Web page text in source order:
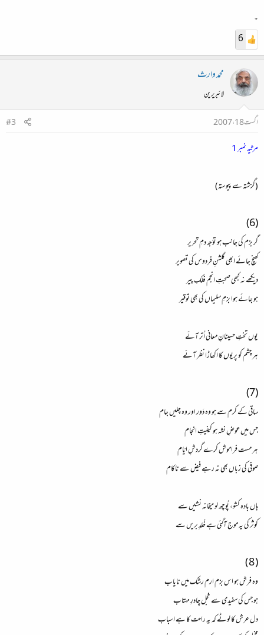
۔
6
محمد وارث
لائبریرین
اگست 18، 2007
#3
مرثیہ نمبر 1
(گزشتہ سے پیوستہ)
(6)
گر بزم کی جانب ہو توّجہ دمِ تحریر
کھنچ جائے ابھی گلشنِ فردوس کی تصویر
دیکھے نہ کبھی صحبتِ انجم فلکِ پیر
ہو جائے ہوا بزمِ سلیماں کی بھی توقیر
یوں تختِ حسینانِ معانی اُتر آئے
ہر چشم کو پریوں کا اکھاڑا نظر آئے
(7)
ساقی کے کرم سے ہو وہ دَور اور وہ چلیں جام
جس میں عوضِ نشہ ہو کیفیتِ انجام
ہر مست فراموش کرے گردشِ ایّام
صوفی کی زباں بھی نہ رہے فیض سے ناکام
ہاں بادہ کشو، پُوچھ لو میخانہ نشیں سے
کوثر کی یہ موج آگئی ہے خُلدِ بریں سے
( 8 )
وہ فرش ہو اس بزم ارم رشک میں نایاب
ہو جس کی سفیدی سے خجل چادرِ مہتاب
دل عرش کا لوٹے کہ یہ راحت کا ہے اسباب